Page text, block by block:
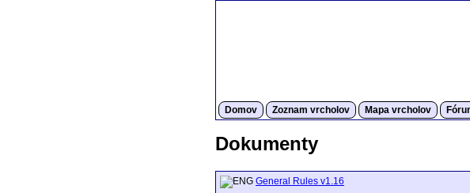
Domov Zoznam vrcholov Mapa vrcholov
Dokumenty
General Rules v1.16